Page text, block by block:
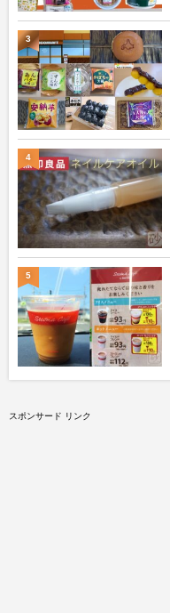
3
4
5
スポンサード リンク